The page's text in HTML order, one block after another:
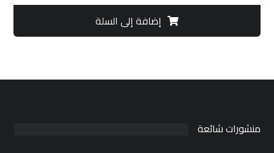
إضافة إلى السلة
منشورات شائعة